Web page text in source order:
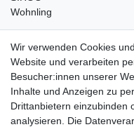
Wohnling
weitere Shops
traumlampen- Lampen
kinderwagencenter-
gastrogeraete24- alles für
soziale Medien
Wir verwenden Cookies
Website und verarbeiten
Besucher:innen unserer
Inhalte und Anzeigen zu
Drittanbietern einzubinden
analysieren. Die